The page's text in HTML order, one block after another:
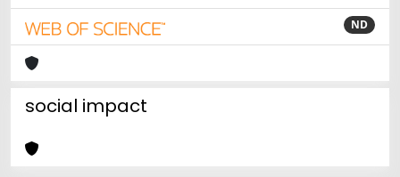
ND
social impact